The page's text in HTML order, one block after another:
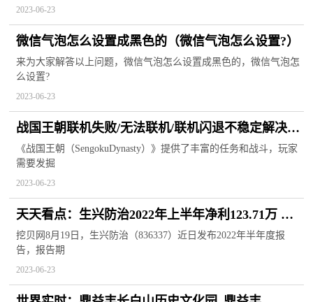
2023-06-23
微信气泡怎么设置成黑色的（微信气泡怎么设置?）
来为大家解答以上问题，微信气泡怎么设置成黑色的，微信气泡怎
么设置?
2023-06-23
战国王朝联机失败/无法联机/联机闪退不稳定解决办
法-实时焦点
《战国王朝（SengokuDynasty）》提供了丰富的任务和战斗，玩家
需要发掘
2023-06-23
天天看点：生兴防治2022年上半年净利123.71万 同
比下滑44.82%
挖贝网8月19日，生兴防治（836337）近日发布2022年半年度报
告，报告期
2023-06-23